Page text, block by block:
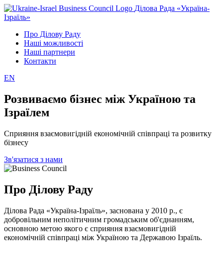
Ділова Рада «Україна-
Ізраїль»
Про Ділову Раду
Наші можливості
Наші партнери
Контакти
EN
Розвиваємо бізнес між Україною та
Ізраїлем
Сприяння взаємовигідній економічній співпраці та розвитку
бізнесу
Зв'язатися з нами
Про Ділову Раду
Ділова Рада «Україна-Ізраїль», заснована у 2010 р., є
добровільним неполітичним громадським об'єднанням,
основною метою якого є сприяння взаємовигідній
економічній співпраці між Україною та Державою Ізраїль.